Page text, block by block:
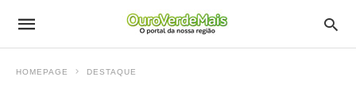
HOMEPAGE DESTAQUE